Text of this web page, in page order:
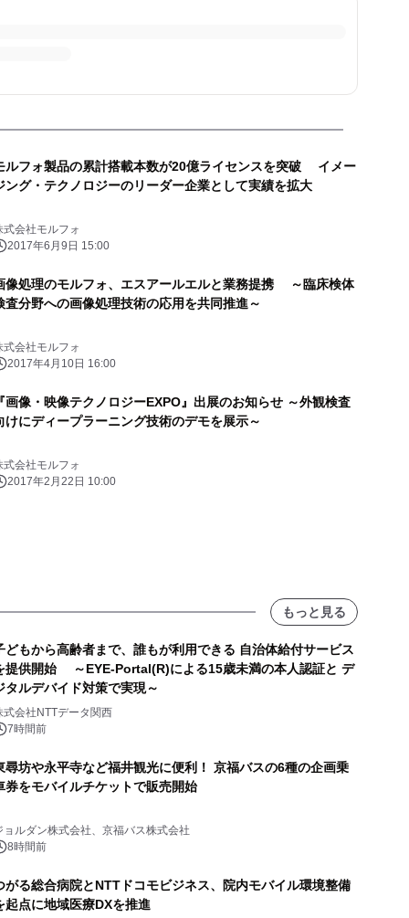
ルフォ製品の累計搭載本数が20億ライセンスを突破 イメー
ング・テクノロジーのリーダー企業として実績を拡大
式会社モルフォ
2017年6月9日 15:00
像処理のモルフォ、エスアールエルと業務提携 ～臨床検体
査分野への画像処理技術の応用を共同推進～
式会社モルフォ
2017年4月10日 16:00
『画像・映像テクノロジーEXPO』出展のお知らせ ～外観検査
けにディープラーニング技術のデモを展示～
式会社モルフォ
2017年2月22日 10:00
もっと見る
どもから高齢者まで、誰もが利用できる 自治体給付サービス
提供開始 ～EYE-Portal(R)による15歳未満の本人認証と デ
タルデバイド対策で実現～
式会社NTTデータ関西
7時間前
尋坊や永平寺など福井観光に便利！ 京福バスの6種の企画乗
券をモバイルチケットで販売開始
ョルダン株式会社、京福バス株式会社
8時間前
がる総合病院とNTTドコモビジネス、院内モバイル環境整備
起点に地域医療DXを推進